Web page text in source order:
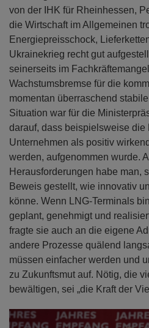
Energiepreise und des riesigen
Gesundheitsbereich die
zukünftig zu erwartenden
von der IHK für Rheinhessen,
die Wirtschaft im Allgemeinen
Energiepreisschock,
Ukrainekrieg recht gut
seinerseits im
Wachstumsbremse für die
momentan überraschend
Situation war für die
darauf, dass beispielsweise die
Unternehmen als positiv
werden, aufgenommen wurde.
Herausforderungen habe man,
Beweis gestellt, wie innovativ
könne. Wenn LNG-Terminals
geplant, genehmigt und
fragte sie auch an die eigene
andere Prozesse quälend
müssen einfacher werden und
zu Zukunftsmut auf. Nötig, die